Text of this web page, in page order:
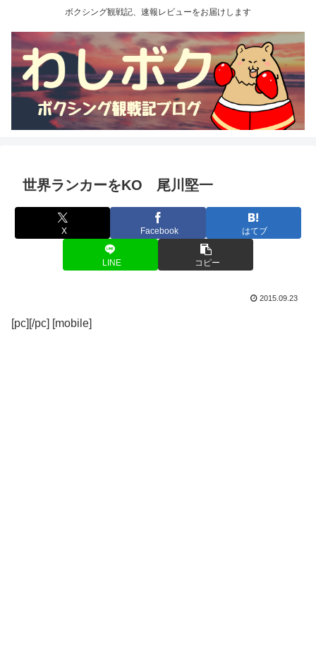
ボクシング観戦記、速報レビューをお届けします
世界ランカーをKO 尾川堅一
X Facebook はてブ
LINE コピー
2015.09.23
[pc][/pc] [mobile]